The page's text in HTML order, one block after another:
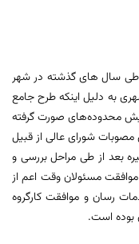
طی سال های گذشته در شهر
به دلیل اینکه طرح جامع
محدوده‌های صورت گرفته
شورای عالی از قبیل
غیره بعد از طی مراحل بررسی و
مسئولان وقت اعم از
رسان و موافقت کارگروه
بوده است.